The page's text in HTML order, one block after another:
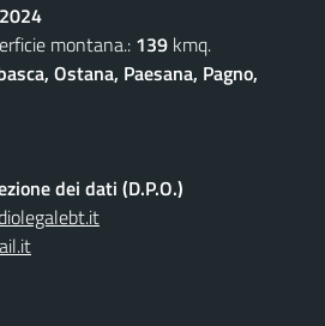
montana.: 139 kmq.
Ostana, Paesana, Pagno,
dei dati (D.P.O.)